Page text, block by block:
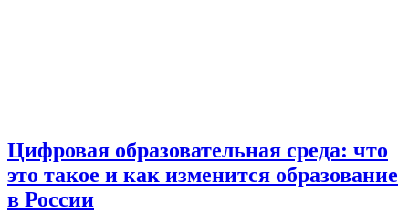
Цифровая образовательная среда: что
это такое и как изменится образование
в России